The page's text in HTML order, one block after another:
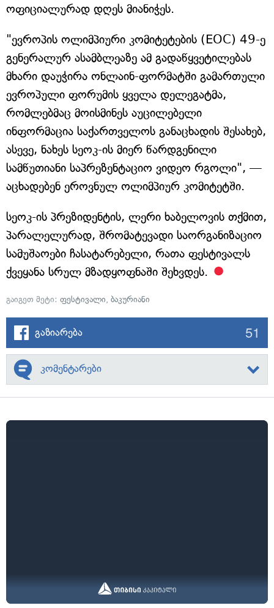
ოფიციალურად დღეს მიანიჭეს.
"ევროპის ოლიმპიური კომიტეტების (EOC) 49-ე
გენერალურ ასამბლეაზე ამ გადაწყვეტილებას
მხარი დაუჭირა ონლაინ-ფორმატში გამართული
ევროპული ფორუმის ყველა დელეგატმა,
რომლებმაც მოისმინეს აუცილებელი
ინფორმაცია საქართველოს განაცხადის შესახებ,
ასევე, ნახეს სეოკ-ის მიერ წარდგენილი
სამწუთიანი საპრეზენტაციო ვიდეო რგოლი", —
აცხადებენ ეროვნულ ოლიმპიურ კომიტეტში.
სეოკ-ის პრეზიდენტის, ლერი ხაბელოვის თქმით,
პარალელურად, შრომატევადი საორგანიზაციო
სამუშაოები ჩასატარებელი, რათა ფესტივალს
ქვეყანა სრულ მზადყოფნაში შეხვდეს.
გაიგეთ მეტი: ფესტივალი, ბაკურიანი
გაზიარება 51
კომენტარები